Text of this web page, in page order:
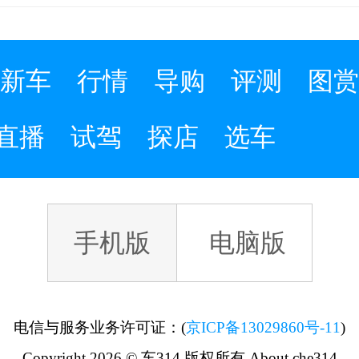
新车 行情 导购 评测
图赏
播
试驾 探店 选车
手机版 电脑版
电信与服务业务许可证：(京ICP备13029860号-11)